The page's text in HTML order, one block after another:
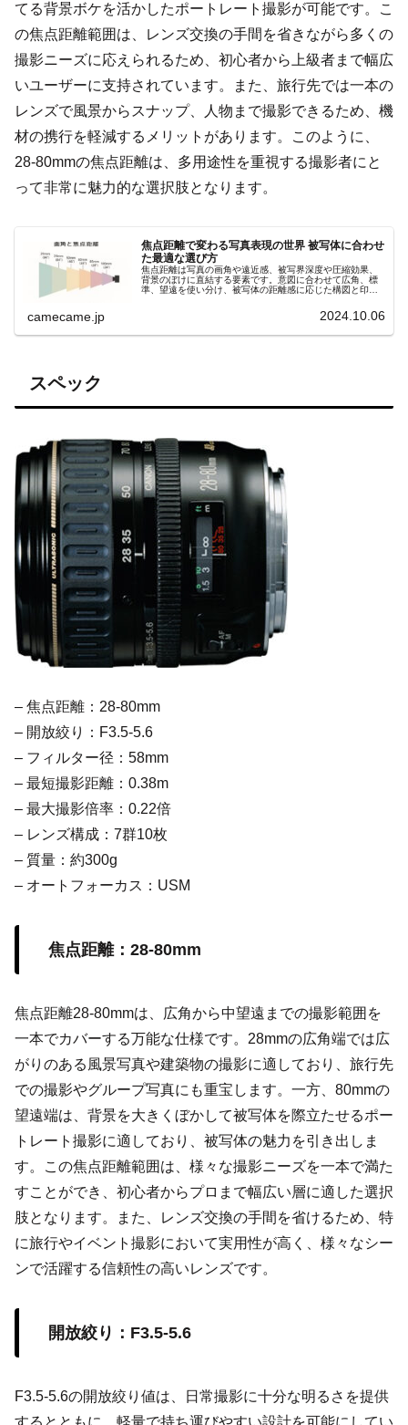
てる背景ボケを活かしたポートレート撮影が可能です。こ
の焦点距離範囲は、レンズ交換の手間を省きながら多くの
撮影ニーズに応えられるため、初心者から上級者まで幅広
いユーザーに支持されています。また、旅行先では一本の
レンズで風景からスナップ、人物まで撮影できるため、機
材の携行を軽減するメリットがあります。このように、
28-80mmの焦点距離は、多用途性を重視する撮影者にと
って非常に魅力的な選択肢となります。
焦点距離で変わる写真表現の世界 被写体に合わせ
た最適な選び方
焦点距離は写真の画角や遠近感、被写界深度や圧縮効果、
背景のぼけに直結する要素です。意図に合わせて広角、標
準、望遠を使い分け、被写体の距離感に応じた構図と印象
camecame.jp 2024.10.06
スペック
– 焦点距離：28-80mm
– 開放絞り：F3.5-5.6
– フィルター径：58mm
– 最短撮影距離：0.38m
– 最大撮影倍率：0.22倍
– レンズ構成：7群10枚
– 質量：約300g
– オートフォーカス：USM
焦点距離：28-80mm
焦点距離28-80mmは、広角から中望遠までの撮影範囲を
一本でカバーする万能な仕様です。28mmの広角端では広
がりのある風景写真や建築物の撮影に適しており、旅行先
での撮影やグループ写真にも重宝します。一方、80mmの
望遠端は、背景を大きくぼかして被写体を際立たせるポー
トレート撮影に適しており、被写体の魅力を引き出しま
す。この焦点距離範囲は、様々な撮影ニーズを一本で満た
すことができ、初心者からプロまで幅広い層に適した選択
肢となります。また、レンズ交換の手間を省けるため、特
に旅行やイベント撮影において実用性が高く、様々なシー
ンで活躍する信頼性の高いレンズです。
開放絞り：F3.5-5.6
F3.5-5.6の開放絞り値は、日常撮影に十分な明るさを提供
するとともに、軽量で持ち運びやすい設計を可能にしてい